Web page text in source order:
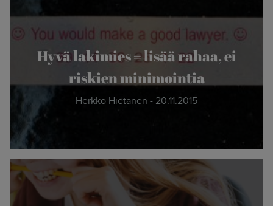
Hyvä lakimies = lisää rahaa, ei
riskien minimointia
Herkko Hietanen - 20.11.2015